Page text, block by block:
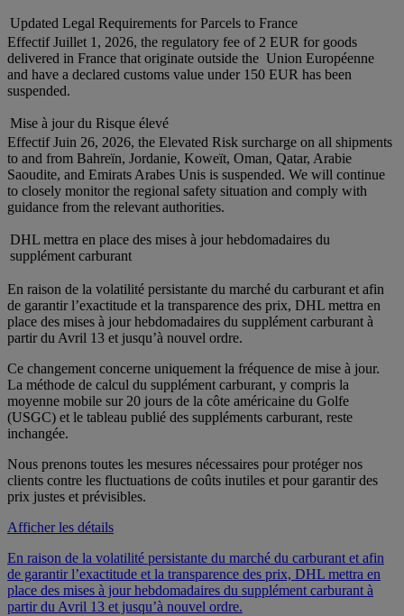
Updated Legal Requirements for Parcels to France
Effectif Juillet 1, 2026, the regulatory fee of 2 EUR for goods
delivered in France that originate outside the Union Européenne
and have a declared customs value under 150 EUR has been
suspended.
Mise à jour du Risque élevé
Effectif Juin 26, 2026, the Elevated Risk surcharge on all shipments
to and from Bahreïn, Jordanie, Koweït, Oman, Qatar, Arabie
Saoudite, and Emirats Arabes Unis is suspended. We will continue
to closely monitor the regional safety situation and comply with
guidance from the relevant authorities.
DHL mettra en place des mises à jour hebdomadaires du
supplément carburant
En raison de la volatilité persistante du marché du carburant et afin
de garantir l’exactitude et la transparence des prix, DHL mettra en
place des mises à jour hebdomadaires du supplément carburant à
partir du Avril 13 et jusqu’à nouvel ordre.
Ce changement concerne uniquement la fréquence de mise à jour.
La méthode de calcul du supplément carburant, y compris la
moyenne mobile sur 20 jours de la côte américaine du Golfe
(USGC) et le tableau publié des suppléments carburant, reste
inchangée.
Nous prenons toutes les mesures nécessaires pour protéger nos
clients contre les fluctuations de coûts inutiles et pour garantir des
prix justes et prévisibles.
Afficher les détails
En raison de la volatilité persistante du marché du carburant et afin
de garantir l’exactitude et la transparence des prix, DHL mettra en
place des mises à jour hebdomadaires du supplément carburant à
partir du Avril 13 et jusqu’à nouvel ordre.